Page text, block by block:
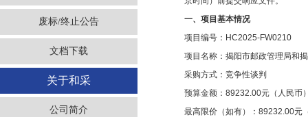
废标/终止公告
文档下载
关于和采
公司简介
一、项目基本情况
项目编号：HC2025-FW0210
项目名称：揭阳市邮政管理局和
采购方式：竞争性谈判
预算金额：89232.00元（人民币
最高限价（如有）：89232.00元